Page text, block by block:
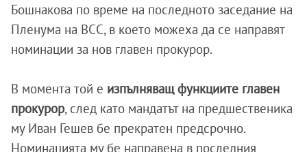
Бошнакова по време на последното заседание на
Пленума на ВСС, в което можеха да се направят
номинации за нов главен прокурор.
В момента той е изпълняващ функциите главен
прокурор, след като мандатът на предшественика
му Иван Гешев бе прекратен предсрочно.
Номинацията му бе направена в последния